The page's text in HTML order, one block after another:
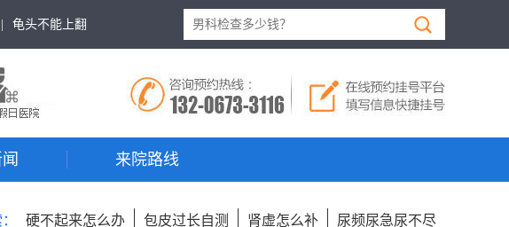
龟头不能上翻
来院路线
硬不起来怎么办 包皮过长自测 肾虚怎么补 尿频尿急尿不尽